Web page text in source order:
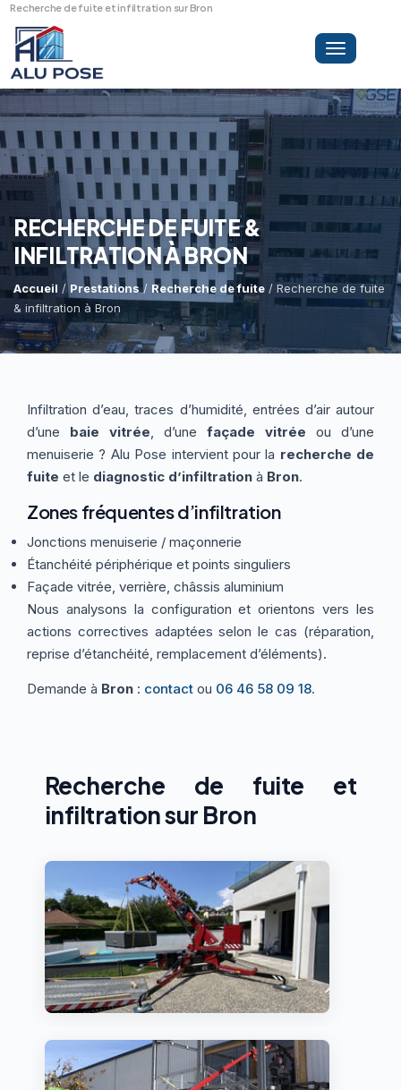
Recherche de fuite et infiltration sur Bron
LA SOCIÉTÉ
PRESTATIONS
Dépannage Vitrages
Vitrine Magasin
Expertise Bris De Glace
Thermographie
MINI-GRUE ARAIGNÉE
Capacité De Levage RÉFÉRENCES
ACTUALITÉS
ETRE RAPPELÉ
Toggle
RECHERCHE DE FUITE &
INFILTRATION À BRON
Accueil /Prestations / Recherche de fuite / Recherche de fuite
& infiltration à Bron
Infiltration d’eau, traces d’humidité, entrées d’air autour
d’une baie vitrée , d’une façade vitrée ou d’une
menuiserie ? Alu Pose intervient pour la recherche de
fuite et le diagnostic d’infiltration à Bron.
Zones fréquentes d’infiltration
Jonctions menuiserie / maçonnerie
Étanchéité périphérique et points singuliers
Façade vitrée, verrière, châssis aluminium
Nous analysons la configuration et orientons vers les
actions correctives adaptées selon le cas (réparation,
reprise d’étanchéité, remplacement d’éléments).
Demande à Bron : contact ou 06 46 58 09 18.
Recherche de fuite et
infiltration sur Bron